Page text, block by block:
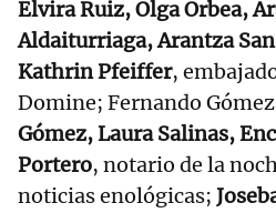
Elvira Ruiz, Olga Orbea,
Aldaiturriaga, Arantza
Kathrin Pfeiffer,
Domine; Fernando
Gómez, Laura Salinas,
Portero, notario de la
noticias enológicas;